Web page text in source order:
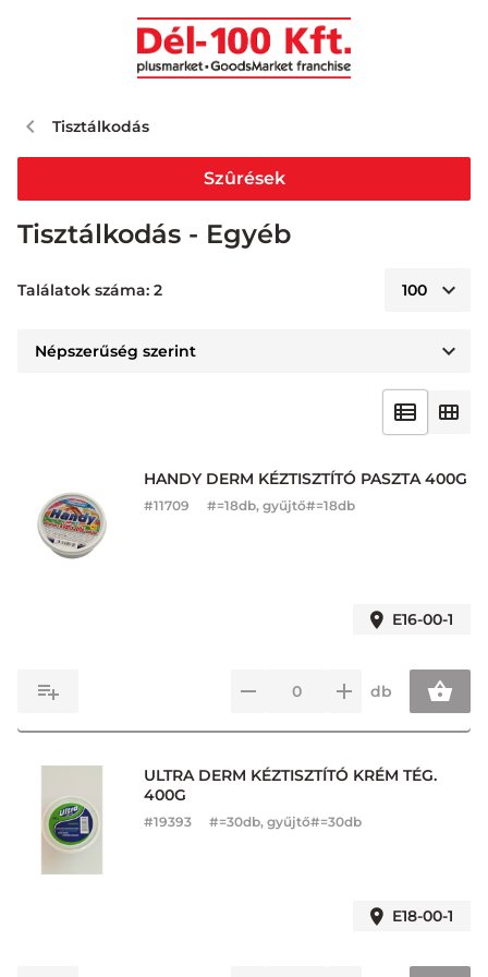
Tisztálkodás
Tisztálkodás - Egyéb
Találatok száma: 2
HANDY DERM KÉZTISZTÍTÓ PASZTA 400G
#11709 #=18db, gyűjtő#=18db
E16-00-1
db
ULTRA DERM KÉZTISZTÍTÓ KRÉM TÉG.
400G
#19393 #=30db, gyűjtő#=30db
E18-00-1
Szûrések